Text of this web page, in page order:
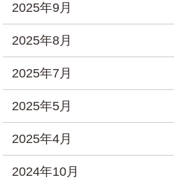
2025年9月
2025年8月
2025年7月
2025年5月
2025年4月
2024年10月